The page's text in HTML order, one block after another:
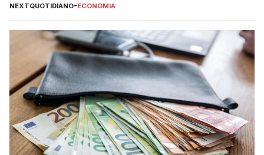
NEXTQUOTIDIANO-ECONOMIA